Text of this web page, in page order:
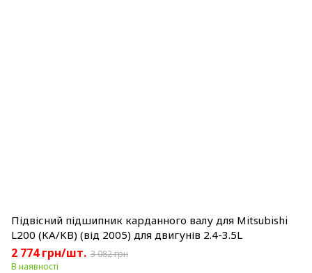
Підвісний підшипник карданного валу для Mitsubishi
L200 (KA/KB) (від 2005) для двигунів 2.4-3.5L
2 774 грн/шт. 3 082 грн
В наявності